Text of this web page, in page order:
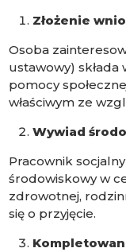
Złożenie
Osoba
ustawowy)
pomocy
właściwym ze
Wywiad
Pracownik
środowiskowy w
zdrowotnej,
się o przyjęcie.